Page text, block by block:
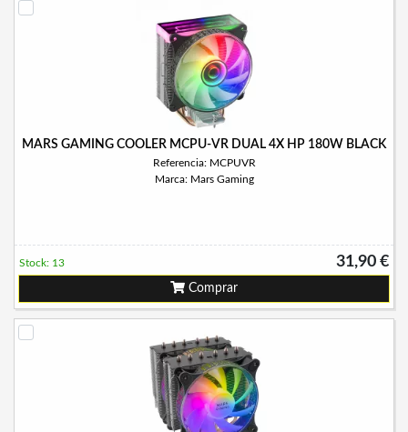
MARS GAMING COOLER MCPU-VR DUAL 4X HP 180W BLACK
Referencia: MCPUVR
Marca: Mars Gaming
31,90 €
Stock: 13
Comprar